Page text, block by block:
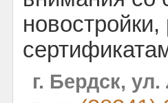
г. Бердск,